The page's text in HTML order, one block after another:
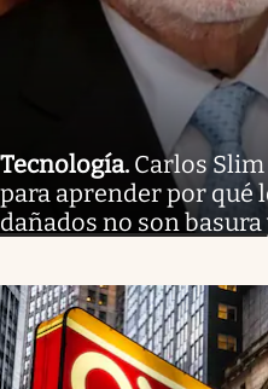
Tecnología. Carlos
para aprender por qué
dañados no son